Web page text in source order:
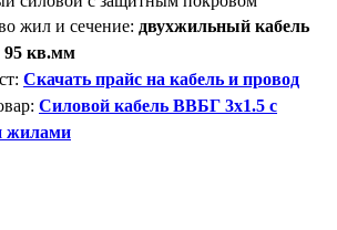
жил и сечение: двухжильный кабель
95 кв.мм
Скачать прайс на кабель и провод
Силовой кабель ВВБГ 3х1.5 с
жилами